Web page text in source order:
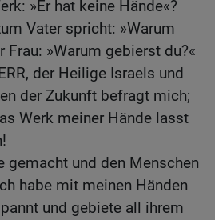
»Er hat keine Hände«?
Vater spricht: »Warum
Frau: »Warum gebierst du?«
der Heilige Israels und
der Zukunft befragt mich;
Werk meiner Hände lasst
gemacht und den Menschen
habe mit meinen Händen
und gebiete all ihrem